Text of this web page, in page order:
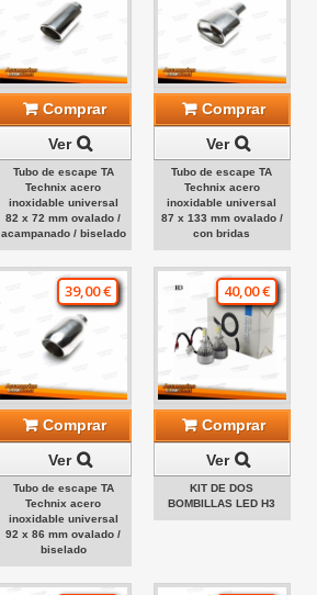
Comprar
Ver
Tubo de escape TA
Technix acero
inoxidable universal
82 x 72 mm ovalado /
acampanado / biselado
Comprar
Ver
Tubo de escape TA
Technix acero
inoxidable universal
87 x 133 mm ovalado /
con bridas
39,00 €
Comprar
Ver
Tubo de escape TA
Technix acero
inoxidable universal
92 x 86 mm ovalado /
biselado
40,00 €
Comprar
Ver
KIT DE DOS
BOMBILLAS LED H3